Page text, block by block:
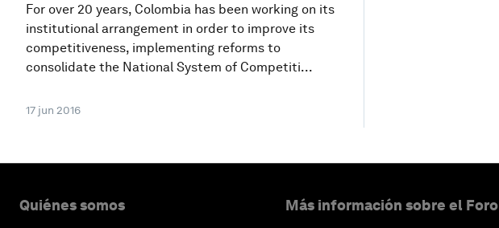
For over 20 years, Colombia has been working on its
institutional arrangement in order to improve its
competitiveness, implementing reforms to
consolidate the National System of Competiti...
17 jun 2016
Quiénes somos Más información sobre el Foro